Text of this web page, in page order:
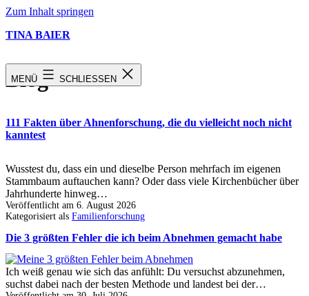
Zum Inhalt springen
TINA BAIER
MENÜ SCHLIESSEN
Blog
111 Fakten über Ahnenforschung, die du vielleicht noch nicht
kanntest
Wusstest du, dass ein und dieselbe Person mehrfach im eigenen
Stammbaum auftauchen kann? Oder dass viele Kirchenbücher über
Jahrhunderte hinweg…
Veröffentlicht am 6. August 2026
Kategorisiert als Familienforschung
Die 3 größten Fehler die ich beim Abnehmen gemacht habe
Ich weiß genau wie sich das anfühlt: Du versuchst abzunehmen,
suchst dabei nach der besten Methode und landest bei der…